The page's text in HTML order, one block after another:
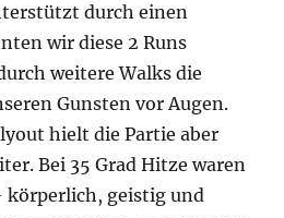
durch einen
wir diese 2 Runs
weitere Walks die
Gunsten vor Augen.
hielt die Partie aber
Bei 35 Grad Hitze waren
geistig und